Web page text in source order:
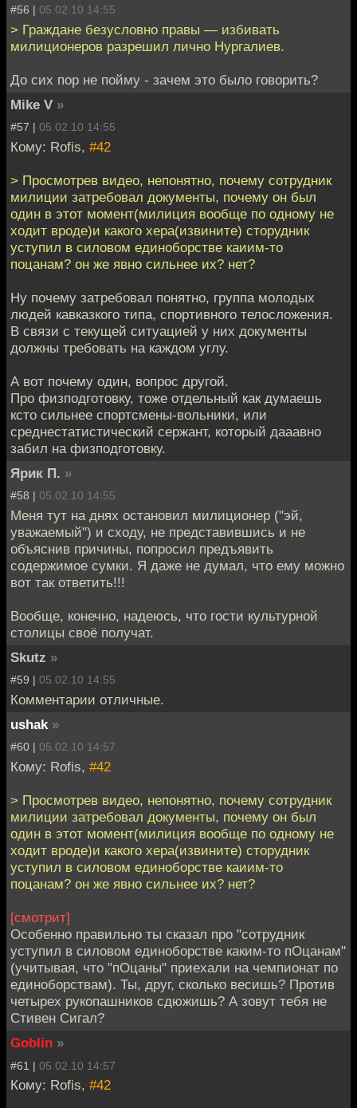
#56 | 05.02.10 14:55
> Граждане безусловно правы — избивать
милиционеров разрешил лично Нургалиев.
До сих пор не пойму - зачем это было говорить?
Mike V »
#57 | 05.02.10 14:55
Кому: Rofis, #42
> Просмотрев видео, непонятно, почему сотрудник
милиции затребовал документы, почему он был
один в этот момент(милиция вообще по одному не
ходит вроде)и какого хера(извините) сторудник
уступил в силовом единоборстве каиим-то
поцанам? он же явно сильнее их? нет?
Ну почему затребовал понятно, группа молодых
людей кавказкого типа, спортивного телосложения.
В связи с текущей ситуацией у них документы
должны требовать на каждом углу.
А вот почему один, вопрос другой.
Про физподготовку, тоже отдельный как думаешь
ксто сильнее спортсмены-вольники, или
среднестатистический сержант, который дааавно
забил на физподготовку.
Ярик П. »
#58 | 05.02.10 14:55
Меня тут на днях остановил милиционер ("эй,
уважаемый") и сходу, не представившись и не
объяснив причины, попросил предъявить
содержимое сумки. Я даже не думал, что ему можно
вот так ответить!!!
Вообще, конечно, надеюсь, что гости культурной
столицы своё получат.
Skutz »
#59 | 05.02.10 14:55
Комментарии отличные.
ushak »
#60 | 05.02.10 14:57
Кому: Rofis, #42
> Просмотрев видео, непонятно, почему сотрудник
милиции затребовал документы, почему он был
один в этот момент(милиция вообще по одному не
ходит вроде)и какого хера(извините) сторудник
уступил в силовом единоборстве каиим-то
поцанам? он же явно сильнее их? нет?
[смотрит]
Особенно правильно ты сказал про "сотрудник
уступил в силовом единоборстве каким-то пОцанам"
(учитывая, что "пОцаны" приехали на чемпионат по
единоборствам). Ты, друг, сколько весишь? Против
четырех рукопашников сдюжишь? А зовут тебя не
Стивен Сигал?
Goblin »
#61 | 05.02.10 14:57
Кому: Rofis, #42